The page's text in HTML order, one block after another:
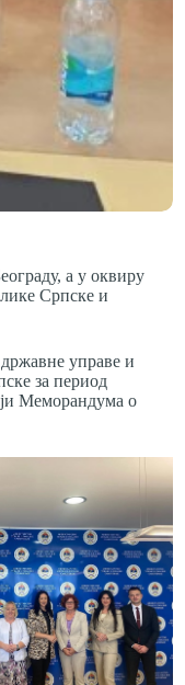
а у оквиру
Српске и
управе и
за период
Меморандума о